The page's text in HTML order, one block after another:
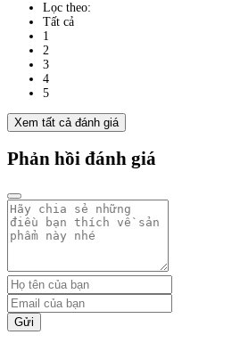
Lọc theo:
Tất cả
1
2
3
4
5
Xem tất cả đánh giá
Phản hồi đánh giá
Gửi